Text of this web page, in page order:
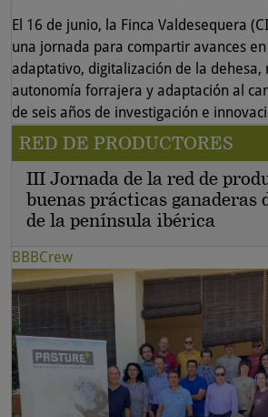
El 16 de junio, la Finca Valdesequera
una jornada para compartir avances
adaptativo, digitalización de la dehesa,
autonomía forrajera y adaptación al
de seis años de investigación e
RED DE PRODUCTORES
III Jornada de la red de
buenas prácticas ganaderas
de la península ibérica
BBBCrew